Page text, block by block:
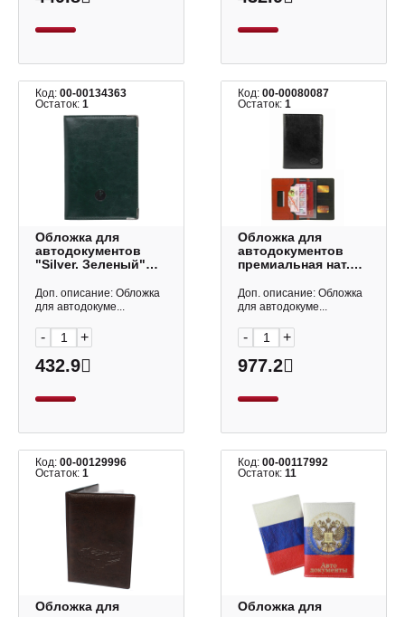
Код: 00-00134363
Остаток: 1
Обложка для
автодокументов
"Silver. Зеленый"
уголки ККФ0170
Listoff
Доп. описание: Обложка
для автодокуме...
- +
432.9
Код:00-00080087
Остаток:1
Обложка для
автодокументов
премиальная нат.
+трансформер,
черная арт.5гр Imige
Доп. описание: Обложка
для автодокуме...
- +
977.2
Код: 00-00129996
Остаток: 1
Обложка для
Код:00-00117992
Остаток:11
Обложка для